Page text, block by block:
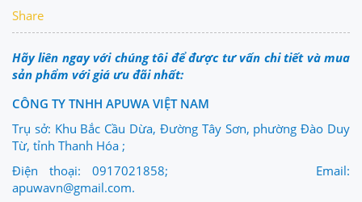
Share
Hãy liên ngay với chúng tôi để được tư vấn chi tiết và mua
sản phẩm với giá ưu đãi nhất:
CÔNG TY TNHH APUWA VIỆT NAM
Trụ sở: Khu Bắc Cầu Dừa, Đường Tây Sơn, phường Đào Duy
Từ, tỉnh Thanh Hóa ;
Điện thoại: 0917021858; Email:
apuwavn@gmail.com.